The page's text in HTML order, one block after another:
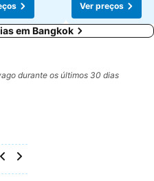
Ver preços
em Bangkok
durante os últimos 30 dias